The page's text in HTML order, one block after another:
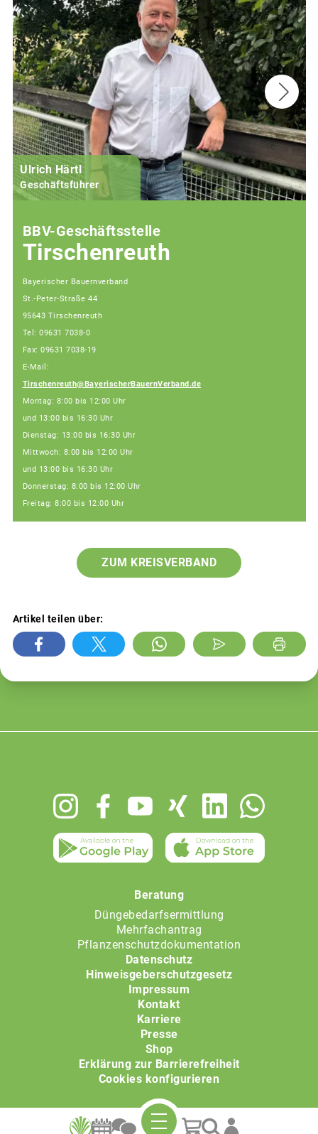
Ulrich Härtl
Geschäftsführer
BBV-Geschäftsstelle
Tirschenreuth
Bayerischer Bauernverband
St.-Peter-Straße 44
95643 Tirschenreuth
Tel: 09631 7038-0
Fax: 09631 7038-19
E-Mail:
Tirschenreuth@BayerischerBauernVerband.de
Montag: 8:00 bis 12:00 Uhr
und 13:00 bis 16:30 Uhr
Dienstag: 13:00 bis 16:30 Uhr
Mittwoch: 8:00 bis 12:00 Uhr
und 13:00 bis 16:30 Uhr
Donnerstag: 8:00 bis 12:00 Uhr
Freitag: 8:00 bis 12:00 Uhr
ZUM KREISVERBAND
Artikel teilen über:
Beratung
Düngebedarfsermittlung
Mehrfachantrag
Pflanzenschutzdokumentation
Datenschutz
Hinweisgeberschutzgesetz
Impressum
Kontakt
Karriere
Presse
Shop
Erklärung zur Barrierefreiheit
Cookies konfigurieren